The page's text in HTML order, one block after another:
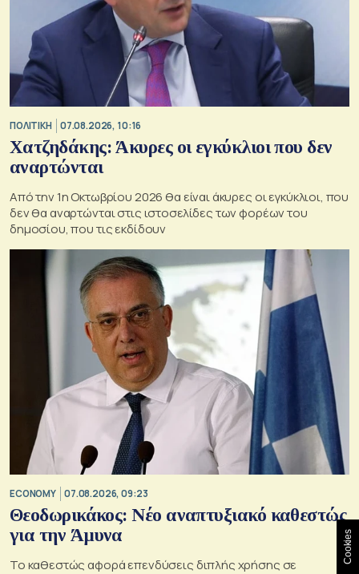
ΠΟΛΙΤΙΚΗ 07.08.2026, 10:16
Χατζηδάκης: Άκυρες οι εγκύκλιοι που δεν
αναρτώνται
Από την 1η Οκτωβρίου 2026 θα είναι άκυρες οι εγκύκλιοι, που
δεν θα αναρτώνται στις ιστοσελίδες των φορέων του
δημοσίου, που τις εκδίδουν
ECONOMY 07.08.2026, 09:23
Θεοδωρικάκος: Νέο αναπτυξιακό καθεστώς
για την Άμυνα
Το καθεστώς αφορά επενδύσεις διπλής χρήσης σε
Cookies